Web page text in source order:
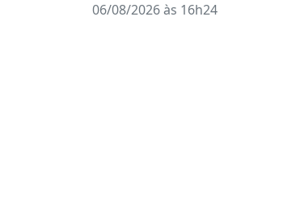
06/08/2026 às 16h24